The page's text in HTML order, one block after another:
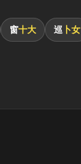
窗十大 巡 卜女